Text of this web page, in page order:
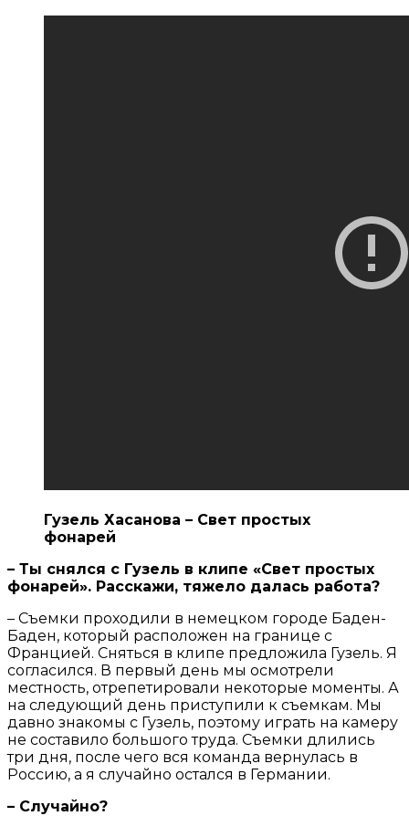
Гузель Хасанова – Свет простых
фонарей
– Ты снялся с Гузель в клипе «Свет простых
фонарей». Расскажи, тяжело далась работа?
– Съемки проходили в немецком городе Баден-
Баден, который расположен на границе с
Францией. Сняться в клипе предложила Гузель. Я
согласился. В первый день мы осмотрели
местность, отрепетировали некоторые моменты. А
на следующий день приступили к съемкам. Мы
давно знакомы с Гузель, поэтому играть на камеру
не составило большого труда. Съемки длились
три дня, после чего вся команда вернулась в
Россию, а я случайно остался в Германии.
– Случайно?